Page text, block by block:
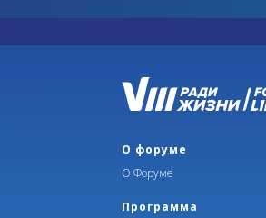
О форуме
О Форуме
Программа